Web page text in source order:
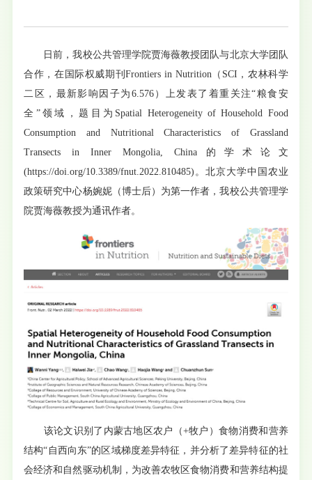
日前，我校公共管理学院贾海薇教授团队与北京大学团队
合作，在国际权威期刊Frontiers in Nutrition（SCI，农林科学
二区，最新影响因子为6.576）上发表了着重关注“粮食安
全”领域，题目为Spatial Heterogeneity of Household Food
Consumption and Nutritional Characteristics of Grassland
Transects in Inner Mongolia, China的学术论文
(https://doi.org/10.3389/fnut.2022.810485)。北京大学中国农业
政策研究中心杨婉妮（博士后）为第一作者，我校公共管理学
院贾海薇教授为通讯作者。
该论文识别了内蒙古地区农户（+牧户）食物消费和营养
结构“自西向东”的区域梯度差异特征，并分析了差异特征的社
会经济和自然驱动机制，为改善农牧区食物消费和营养结构提